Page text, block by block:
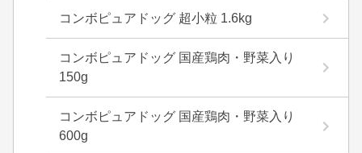
コンボピュアドッグ 超小粒 1.6kg
コンボピュアドッグ 国産鶏肉・野菜入り
150g
コンボピュアドッグ 国産鶏肉・野菜入り
600g